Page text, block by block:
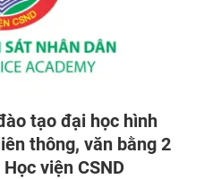
tạo đại học hình
văn bằng 2
viện CSND